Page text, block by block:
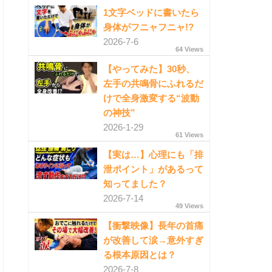
1文字ベッドに書いたら
身体がフニャフニャ!?
2026-7-6
64 Views
【やってみた】30秒、
左手の共鳴骨にふれるだ
けで全身激変する“波動
の神技”
2026-1-29
61 Views
【実は…】心理にも「排
泄ポイント」があるって
知ってました？
2026-7-14
49 Views
【衝撃映像】長年の首痛
が改善して涙→意外すぎ
る根本原因とは？
2026-7-8